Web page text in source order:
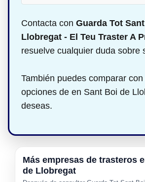
Contacta con Guarda Tot
Llobregat - El Teu Traster A
resuelve cualquier duda sobre
También puedes comparar
opciones de en Sant Boi de
deseas.
Más empresas de trasteros
de Llobregat